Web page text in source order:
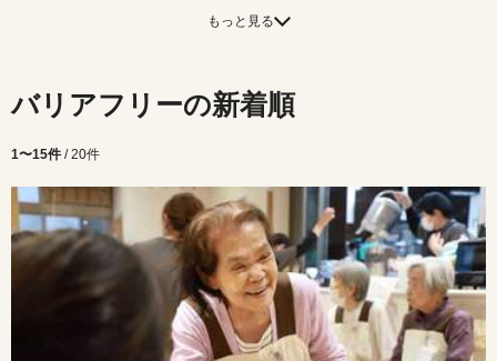
もっと見る
バリアフリーの新着順
1〜15件 / 20件